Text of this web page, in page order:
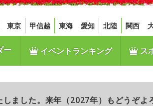
東京 甲信越 東海 愛知 北陸 関西
ー イベントランキング ス
ました。来年（2027年）もどうぞよ